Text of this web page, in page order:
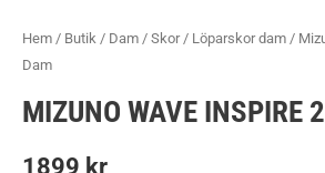
Hem / Butik / Dam / Skor/ Löparskor dam /
Dam
MIZUNO WAVE INSPIRE
1899 kr